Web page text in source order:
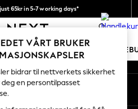
65kr in 5-7 working days*
betaler alle tollavgifter 0
BABY KVINNER MENN
sosiale nettverk
VÅRT BRUKER
bidrar til nettverkets sikkerhet
deg en persontilpasset